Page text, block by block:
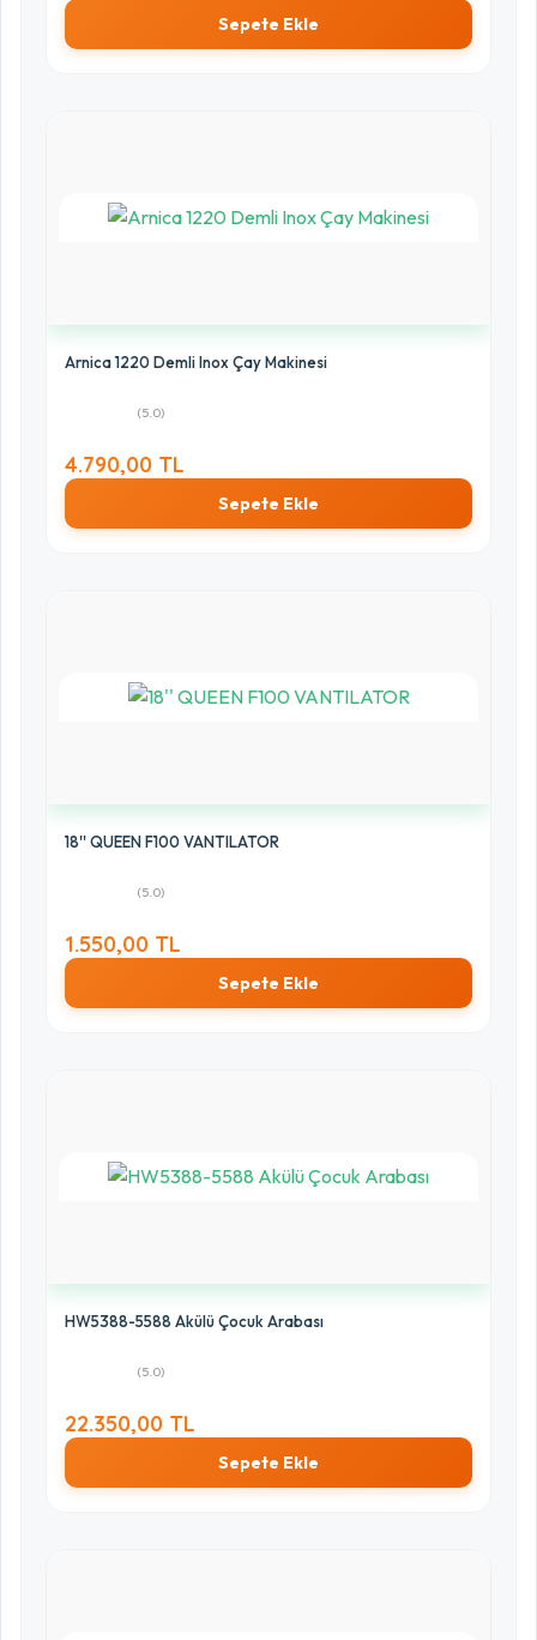
Sepete Ekle
Arnica 1220 Demli Inox Çay Makinesi
(5.0)
4.790,00 TL
Sepete Ekle
18'' QUEEN F100 VANTILATOR
(5.0)
1.550,00 TL
Sepete Ekle
HW5388-5588 Akülü Çocuk Arabası
(5.0)
22.350,00 TL
Sepete Ekle